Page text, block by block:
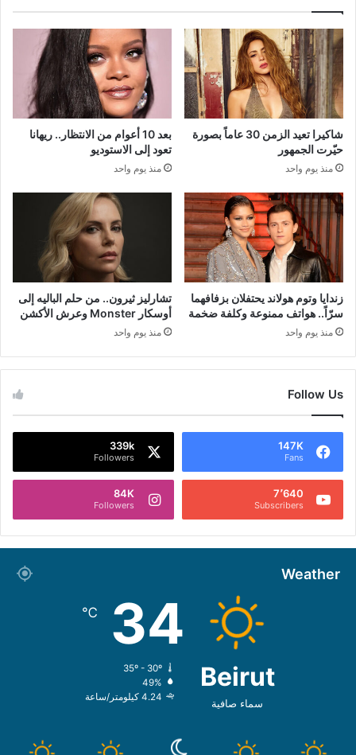
شاكيرا تعيد الزمن 30 عاماً بصورة
حيّرت الجمهور
منذ يوم واحد
بعد 10 أعوام من الانتظار.. ريهانا
تعود إلى الاستوديو
منذ يوم واحد
زندايا وتوم هولاند يحتفلان بزفافهما
سرّاً.. هواتف ممنوعة وكلفة ضخمة
منذ يوم واحد
تشارليز ثيرون.. من حلم الباليه إلى
أوسكار Monster وعرش الأكشن
منذ يوم واحد
Follow Us
147K
Fans
339k
Followers
7٬640
Subscribers
84K
Followers
Weather
Beirut
سماء صافية
34
℃
35º - 30º
49%
4.24 كيلومتر/ساعة